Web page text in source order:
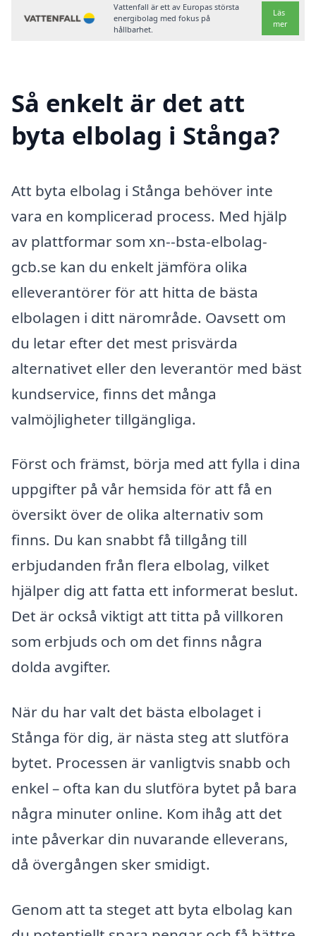
Vattenfall är ett av Europas största
energibolag med fokus på
hållbarhet.
Läs
mer
Så enkelt är det att
byta elbolag i Stånga?
Att byta elbolag i Stånga behöver inte
vara en komplicerad process. Med hjälp
av plattformar som xn--bsta-elbolag-
gcb.se kan du enkelt jämföra olika
elleverantörer för att hitta de bästa
elbolagen i ditt närområde. Oavsett om
du letar efter det mest prisvärda
alternativet eller den leverantör med bäst
kundservice, finns det många
valmöjligheter tillgängliga.
Först och främst, börja med att fylla i dina
uppgifter på vår hemsida för att få en
översikt över de olika alternativ som
finns. Du kan snabbt få tillgång till
erbjudanden från flera elbolag, vilket
hjälper dig att fatta ett informerat beslut.
Det är också viktigt att titta på villkoren
som erbjuds och om det finns några
dolda avgifter.
När du har valt det bästa elbolaget i
Stånga för dig, är nästa steg att slutföra
bytet. Processen är vanligtvis snabb och
enkel – ofta kan du slutföra bytet på bara
några minuter online. Kom ihåg att det
inte påverkar din nuvarande elleverans,
då övergången sker smidigt.
Genom att ta steget att byta elbolag kan